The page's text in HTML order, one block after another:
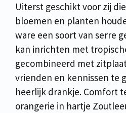
Uiterst geschikt voor zij
bloemen en planten
ware een soort van serre
kan inrichten met
gecombineerd met
vrienden en kennissen te
heerlijk drankje. Comfort
orangerie in hartje